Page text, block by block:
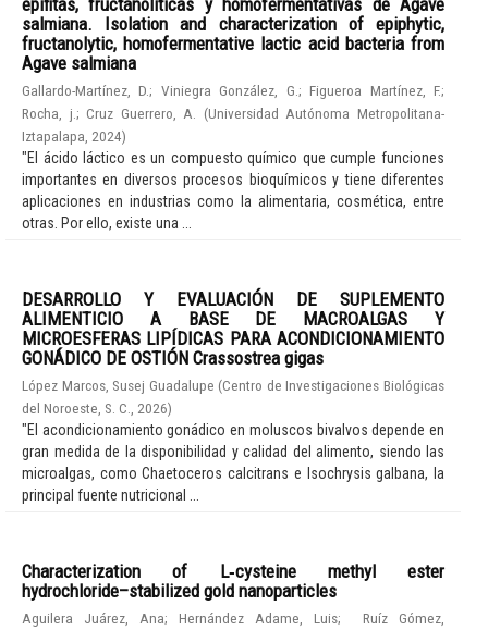
salmiana. Isolation and characterization of epiphytic,
fructanolytic, homofermentative lactic acid bacteria from
Agave salmiana
Gallardo-Martínez, D.; Viniegra González, G. ;Figueroa Martínez, F.;
Rocha, j. ;Cruz Guerrero, A. (Universidad Autónoma Metropolitana-
Iztapalapa 2024)
"El ácido láctico es un compuesto químico que cumple funciones
importantes en diversos procesos bioquímicos y tiene diferentes
aplicaciones en industrias como la alimentaria, cosmética, entre
otras. Por ello, existe una ...
DESARROLLO Y EVALUACIÓN DE SUPLEMENTO
ALIMENTICIO A BASE DE MACROALGAS Y
MICROESFERAS LIPÍDICAS PARA ACONDICIONAMIENTO
GONÁDICO DE OSTIÓN Crassostrea gigas
López Marcos, Susej Guadalupe (Centro de Investigaciones Biológicas
del Noroeste, S. C.
2026)
"El acondicionamiento gonádico en moluscos bivalvos depende en
gran medida de la disponibilidad y calidad del alimento, siendo las
microalgas, como Chaetoceros calcitrans e Isochrysis galbana, la
principal fuente nutricional ...
Characterization of L‑cysteine methyl ester
hydrochloride–stabilized gold nanoparticles
Aguilera Juárez, Ana; Hernández Adame, Luis;
Ruíz Gómez,